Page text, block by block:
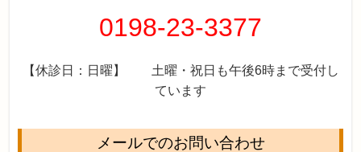
0198-23-3377
【休診日：日曜】 土曜・祝日も午後6時まで受付し
ています
メールでのお問い合わせ